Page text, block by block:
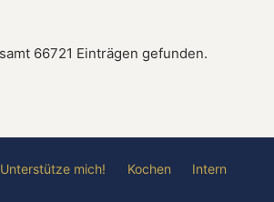
66721 Einträgen gefunden.
Unterstütze mich! Kochen Intern